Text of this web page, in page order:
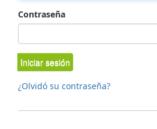
Contraseña
Iniciar sesión
¿Olvidó su contraseña?